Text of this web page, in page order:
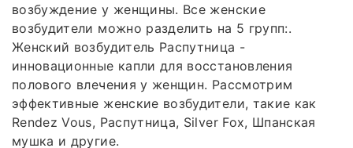
возбуждение у женщины. Все женские
возбудители можно разделить на 5 групп:.
Женский возбудитель Распутница -
инновационные капли для восстановления
полового влечения у женщин. Рассмотрим
эффективные женские возбудители, такие как
Rendez Vous, Распутница, Silver Fox, Шпанская
мушка и другие.